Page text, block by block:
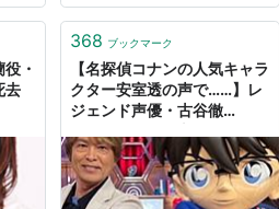
・
去
368 ブックマーク
【名探偵コナンの人気キャラ
クター安室透の声で……】レ
ジェンド声優・古谷徹
娠中絶、暴行騒動を37歳下
ファン女性と古谷自身が告白
| 文春オンライン